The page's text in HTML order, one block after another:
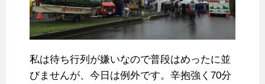
私は待ち行列が嫌いなので普段はめったに並
びませんが、今日は例外です。辛抱強く70分